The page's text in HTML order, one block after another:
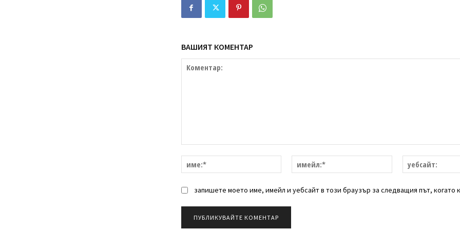
ВАШИЯТ КОМЕНТАР
имейл:*
запишете моето име, имейл и уебсайт в този браузър за следващия път, когато